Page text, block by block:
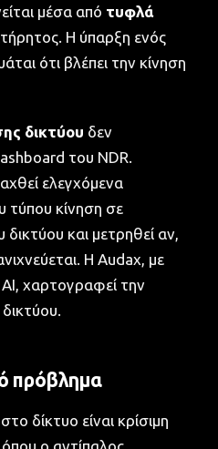
μέσα από τυφλά
Η ύπαρξη ενός
ότι βλέπει την κίνηση
δικτύου δεν
του NDR.
ελεγχόμενα
τύπου κίνηση σε
και μετρηθεί αν,
Η Audax, με
χαρτογραφεί την
πρόβλημα
δίκτυο είναι κρίσιμη
ο αντίπαλος